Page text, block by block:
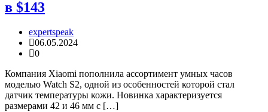
в $143
expertspeak
06.05.2024
0
Компания Xiaomi пополнила ассортимент умных часов
моделью Watch S2, одной из особенностей которой стал
датчик температуры кожи. Новинка характеризуется
размерами 42 и 46 мм с […]